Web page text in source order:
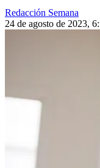
Redacción Semana
24 de agosto de 2023,